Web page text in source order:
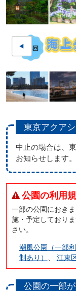
東京アクア
中止の場合は、
お知らせします。
公園の利用
一部の公園におき
施・予定しており
さい。
潮風公園（一部利
制あり）
江東
公園の一部